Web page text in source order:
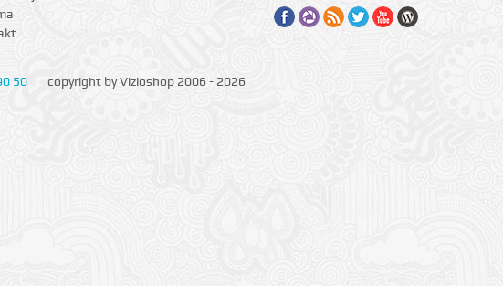
50 copyright by Vizioshop 2006 - 2026